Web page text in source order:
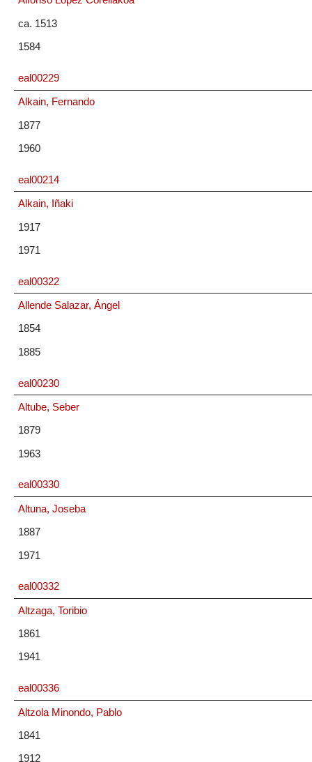
ca. 1513
1584
eal00229
Alkain, Fernando
1877
1960
eal00214
Alkain, Iñaki
1917
1971
eal00322
Allende Salazar, Ángel
1854
1885
eal00230
Altube, Seber
1879
1963
eal00330
Altuna, Joseba
1887
1971
eal00332
Altzaga, Toribio
1861
1941
eal00336
Altzola Minondo, Pablo
1841
1912